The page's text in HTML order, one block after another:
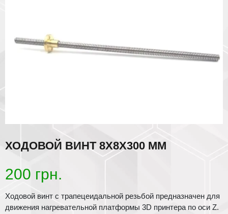
ХОДОВОЙ ВИНТ 8Х8Х300 ММ
200 грн.
Ходовой винт с трапецеидальной резьбой предназначен для
движения нагревательной платформы 3D принтера по оси Z.